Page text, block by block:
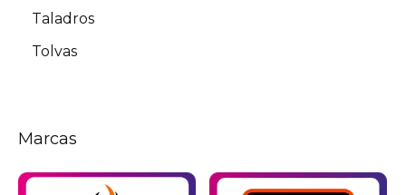
Taladros
Tolvas
Marcas